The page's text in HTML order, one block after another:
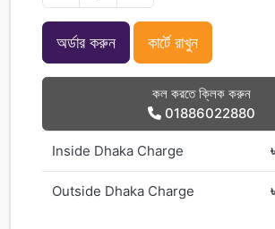
অর্ডার করুন কার্টে রাখুন
কল করতে ক্লিক করুন
01886022880
Inside Dhaka Charge
Outside Dhaka Charge